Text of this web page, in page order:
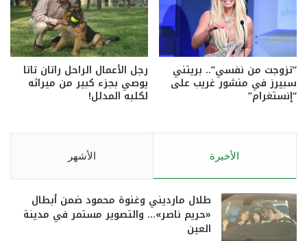
“تزوجت من نفسي”.. بريتني
سبيرز في منشور غريب على
“إنستغرام”
رجل الأعمال الراحل راتان تاتا
يوصي بجزء كبير من ميراثه
لكلبه المدلل!
الأخيرة الأشهر
طلال مارديني وغنوة محمود ضمن أبطال
«حريم ناصر»… والتصوير مستمر في مدينة
العين